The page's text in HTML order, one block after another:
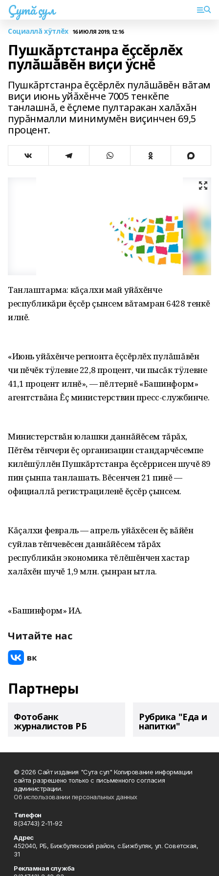
Çутă çул
Социаллă хÿтлĕх 16 ИЮЛЯ 2019, 12:16
Пушкăртстанра ĕçсĕрлĕх
пулăшăвĕн виçи ÿснĕ
Пушкăртстанра ĕçсĕрлĕх пулăшăвĕн вăтам
виçи июнь уйăхĕнче 7005 тенкĕпе
танлашнă, е ĕçлеме пултаракан халăхăн
пурăнмалли минимумĕн виçинчен 69,5
процент.
Танлаштарма: кăçалхи май уйăхĕнче
республикăри ĕçсĕр çынсем вăтамран 6428 тенкĕ
илнĕ.
«Июнь уйăхĕнче регионта ĕçсĕрлĕх пулăшăвĕн
чи пĕчĕк тÿлевне 22,8 процент, чи пысăк тÿлевне
41,1 процент илнĕ», — пĕлтернĕ «Башинформ»
агентствăна Ĕç министерствин пресс-службинче.
Министерствăн юлашки даннăйĕсем тăрăх,
Пĕтĕм тĕнчери ĕç организацин стандарчĕсемпе
килĕшÿллĕн Пушкăртстанра ĕçсĕррисен шучĕ 89
пин çынпа танлашать. Вĕсенчен 21 пинĕ —
официаллă регистрациленĕ ĕçсĕр çынсем.
Кăçалхи февраль — апрель уйăхĕсен ĕç вăйĕн
суйлав тĕпчевĕсен даннăйĕсем тăрăх
республикăн экономика тĕлĕшĕнчен хастар
халăхĕн шучĕ 1,9 млн. çынран ытла.
«Башинформ» ИА.
Читайте нас
Партнеры
Фотобанк
журналистов РБ
Рубрика "Еда и
напитки"
© 2026 Сайт издания "Сута сул" Копирование информации
сайта разрешено только с письменного согласия
администрации.
Об использовании персональных данных
Телефон
8(34743) 2-11-92
Адрес
452040, РБ, Бижбулякский район, с.Бижбуляк, ул. Советская,
31
Рекламная служба